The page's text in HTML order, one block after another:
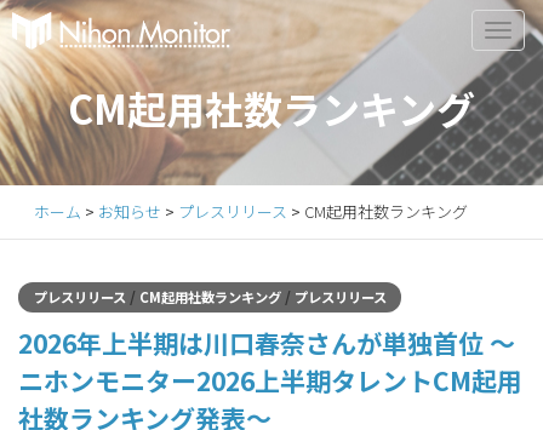
Primary
Menu
S
i
p
t
o
c
CM起用社数ランキング
ホーム > お知らせ > プレスリリース > CM起用社数ランキング
プレスリリース/ CM起用社数ランキング/ プレスリリース
2026年上半期は川口春奈さんが単独首位 ～
ニホンモニター2026上半期タレントCM起用
社数ランキング発表～